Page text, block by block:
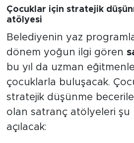
Çocuklar için stratejik
atölyesi
Belediyenin yaz
dönem yoğun ilgi gören
bu yıl da uzman
çocuklarla buluşacak.
stratejik düşünme
olan satranç atölyeleri şu
açılacak: